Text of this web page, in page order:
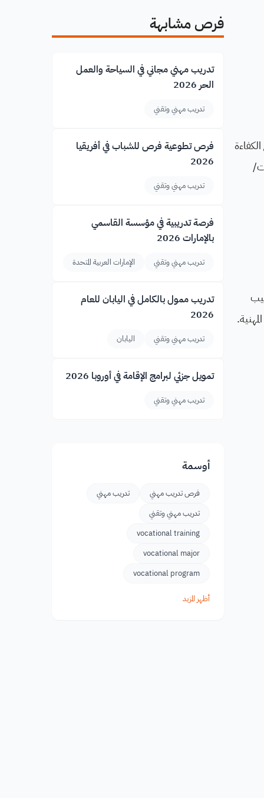
فرص مشابهة
تدريب مهني مجاني في السياحة والعمل
الحر 2026
تدريب مهني وتقني
فرص تطوعية فرص للشباب في أفريقيا
2026
تدريب مهني وتقني
فرصة تدريبية في مؤسسة القاسمي
بالإمارات 2026
تدريب مهني وتقني الإمارات العربية المتحدة
تدريب ممول بالكامل في اليابان للعام
2026
تدريب مهني وتقني اليابان
تمويل جزئي لبرامج الإقامة في أوروبا 2026
تدريب مهني وتقني
أوسمة
فرص تدريب مهني
تدريب مهني
تدريب مهني وتقني
vocational training
vocational major
vocational program
أظهر المزيد